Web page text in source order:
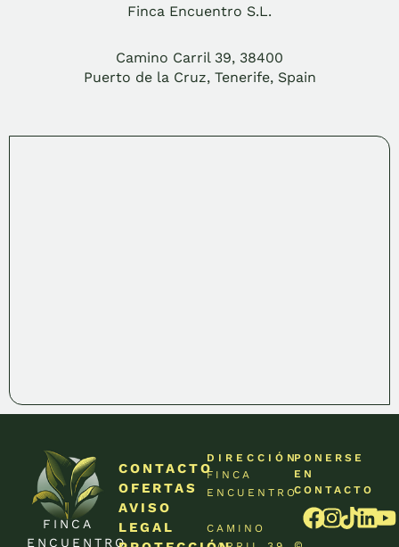
Finca Encuentro S.L.
Camino Carril 39, 38400
Puerto de la Cruz, Tenerife, Spain
FINCA
ENCUENTRO
CONTACTO
OFERTAS
AVISO
LEGAL
DIRECCIÓN
FINCA
ENCUENTRO
CAMINO
PONERSE
EN
CONTACTO